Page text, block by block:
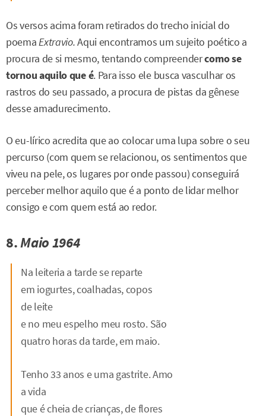
Os versos acima foram retirados do trecho inicial do
poemaExtravio.Aqui encontramos um sujeito poético a
procura de si mesmo, tentando compreendercomo se
tornou aquilo que é. Para isso ele busca vasculhar os
rastros do seu passado, a procura de pistas da gênese
desse amadurecimento.
O eu-lírico acredita que ao colocar uma lupa sobre o seu
percurso (com quem se relacionou, os sentimentos que
viveu na pele, os lugares por onde passou) conseguirá
perceber melhor aquilo que é a ponto de lidar melhor
consigo e com quem está ao redor.
8.Maio 1964
Na leiteria a tarde se reparte
em iogurtes, coalhadas, copos
de leite
e no meu espelho meu rosto. São
quatro horas da tarde, em maio.
Tenho 33 anos e uma gastrite. Amo
a vida
que é cheia de crianças, de flores